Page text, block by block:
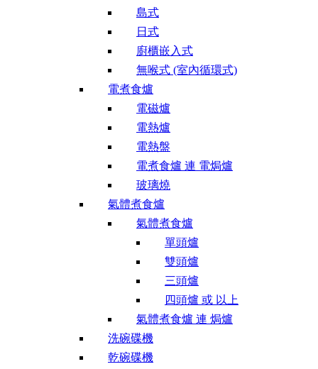
島式
日式
廚櫃嵌入式
無喉式 (室內循環式)
電煮食爐
電磁爐
電熱爐
電熱盤
電煮食爐 連 電焗爐
玻璃燒
氣體煮食爐
氣體煮食爐
單頭爐
雙頭爐
三頭爐
四頭爐 或 以上
氣體煮食爐 連 焗爐
洗碗碟機
乾碗碟機